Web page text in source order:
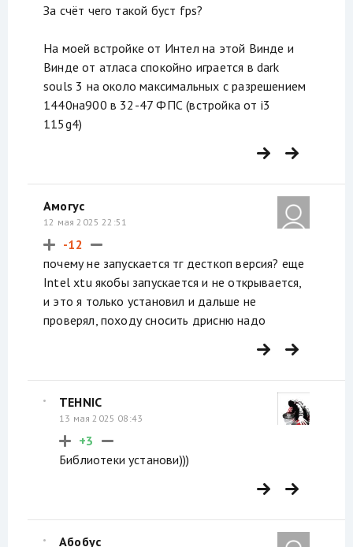
За счёт чего такой буст fps?
На моей встройке от Интел на этой Винде и
Винде от атласа спокойно играется в dark
souls 3 на около максимальных с разрешением
1440на900 в 32-47 ФПС (встройка от i3
115g4)
Амогус
12 мая 2025 22:51
-12
почему не запускается тг десткоп версия? еще
Intel xtu якобы запускается и не открывается,
и это я только установил и дальше не
проверял, походу сносить дрисню надо
TEHNIC
13 мая 2025 08:43
+3
Библиотеки установи)))
Абобус